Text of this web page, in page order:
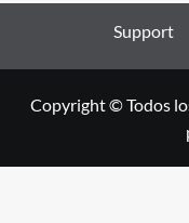
Support
Copyright © Todos